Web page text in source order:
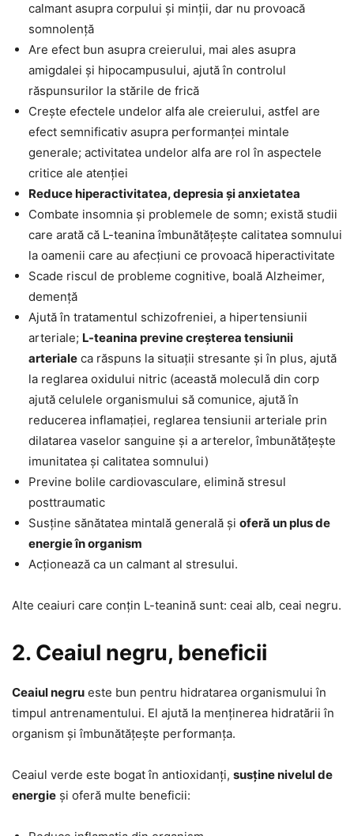
calmant asupra corpului și minții, dar nu provoacă
somnolență
Are efect bun asupra creierului, mai ales asupra
amigdalei și hipocampusului, ajută în controlul
răspunsurilor la stările de frică
Crește efectele undelor alfa ale creierului, astfel are
efect semnificativ asupra performanței mintale
generale; activitatea undelor alfa are rol în aspectele
critice ale atenției
Reduce hiperactivitatea, depresia și anxietatea
Combate insomnia și problemele de somn; există studii
care arată că L-teanina îmbunătățește calitatea somnului
la oamenii care au afecțiuni ce provoacă hiperactivitate
Scade riscul de probleme cognitive, boală Alzheimer,
demență
Ajută în tratamentul schizofreniei, a hipertensiunii
arteriale; L-teanina previne creșterea tensiunii
arteriale ca răspuns la situații stresante și în plus, ajută
la reglarea oxidului nitric (această moleculă din corp
ajută celulele organismului să comunice, ajută în
reducerea inflamației, reglarea tensiunii arteriale prin
dilatarea vaselor sanguine și a arterelor, îmbunătățește
imunitatea și calitatea somnului)
Previne bolile cardiovasculare, elimină stresul
posttraumatic
Susține sănătatea mintală generală și oferă un plus de
energie în organism
Acționează ca un calmant al stresului.
Alte ceaiuri care conțin L-teanină sunt: ceai alb, ceai negru.
2. Ceaiul negru, beneficii
Ceaiul negru este bun pentru hidratarea organismului în
timpul antrenamentului. El ajută la menținerea hidratării în
organism și îmbunătățește performanța.
Ceaiul verde este bogat în antioxidanți, susține nivelul de
energie și oferă multe beneficii: